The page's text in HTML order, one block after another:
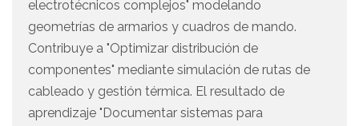
electrotécnicos complejos" modelando
geometrías de armarios y cuadros de mando.
Contribuye a "Optimizar distribución de
componentes" mediante simulación de rutas de
cableado y gestión térmica. El resultado de
aprendizaje "Documentar sistemas para